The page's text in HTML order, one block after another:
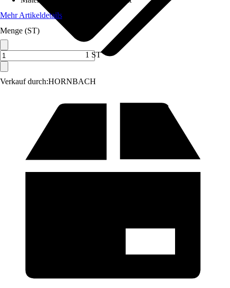
Verkauf durch:HORNBACH
Mehr Artikeldetails
Menge (ST)
1 ST